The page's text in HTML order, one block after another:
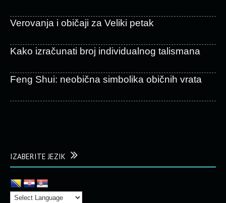
Verovanja i običaji za Veliki petak
Kako izračunati broj individualnog talismana
Feng Shui: neobična simbolika običnih vrata
IZABERITE JEZIK